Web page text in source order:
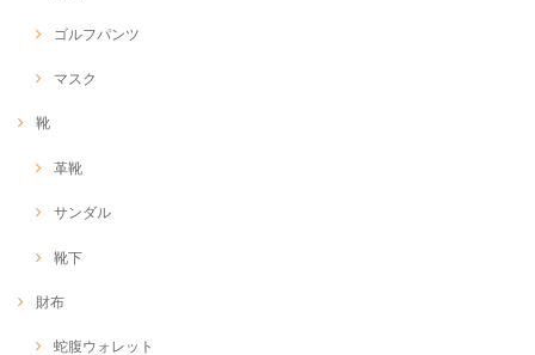
ゴルフパンツ
マスク
靴
革靴
サンダル
靴下
財布
蛇腹ウォレット